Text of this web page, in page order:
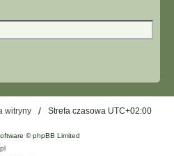
witryny Strefa czasowa UTC+02:00
© phpBB Limited